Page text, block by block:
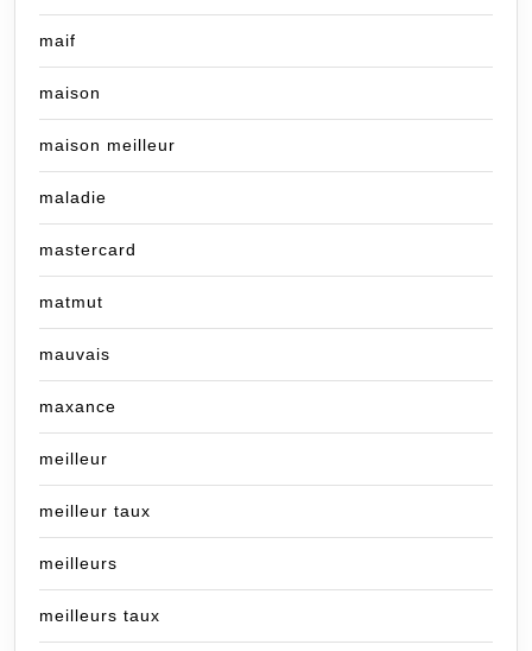
maif
maison
maison meilleur
maladie
mastercard
matmut
mauvais
maxance
meilleur
meilleur taux
meilleurs
meilleurs taux